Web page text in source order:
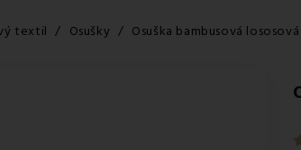
textil Osušky Osuška bambusová